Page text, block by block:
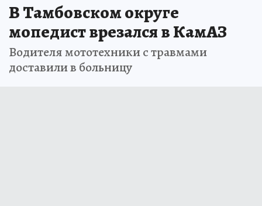
В Тамбовском округе
мопедист врезался в КамАЗ
Водителя мототехники с травмами
доставили в больницу